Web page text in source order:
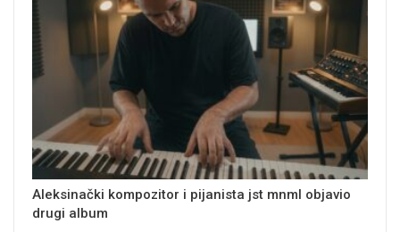
Aleksinački kompozitor i pijanista jst mnml objavio
drugi album